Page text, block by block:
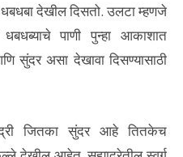
देखील दिसतो. उलटा म्हणजे
धबधब्याचे पाणी पुन्हा आकाशात
सुंदर असा देखावा दिसण्यासाठी
जितका सुंदर आहे तितकेच